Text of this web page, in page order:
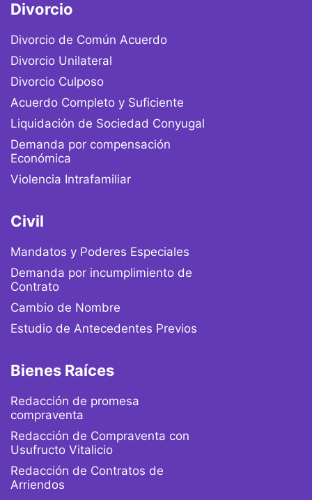
Divorcio
Divorcio de Común Acuerdo
Divorcio Unilateral
Divorcio Culposo
Acuerdo Completo y Suficiente
Liquidación de Sociedad Conyugal
Demanda por compensación
Económica
Violencia Intrafamiliar
Civil
Mandatos y Poderes Especiales
Demanda por incumplimiento de
Contrato
Cambio de Nombre
Estudio de Antecedentes Previos
Bienes Raíces
Redacción de promesa
compraventa
Redacción de Compraventa con
Usufructo Vitalicio
Redacción de Contratos de
Arriendos